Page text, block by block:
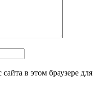
в этом браузере для